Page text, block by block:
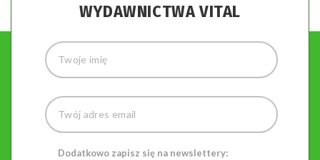
WYDAWNICTWA VITAL
Dodatkowo zapisz się na newslettery: